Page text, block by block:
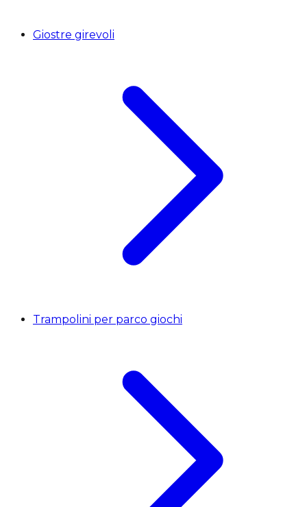
Giostre girevoli
Trampolini per parco giochi